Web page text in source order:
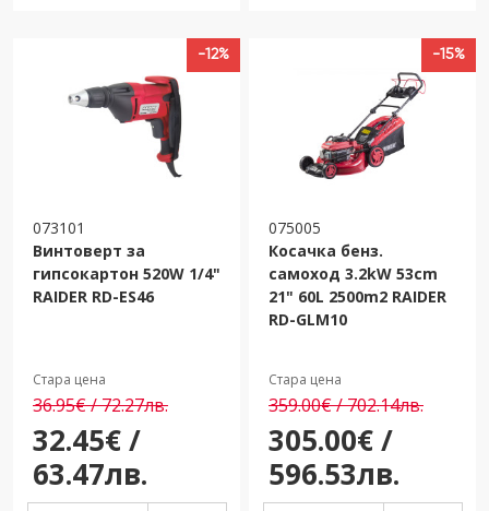
-12%
073101
Винтоверт за
гипсокартон 520W 1/4"
RAIDER RD-ES46
Стара цена
36.95€ / 72.27лв.
32.45€ /
63.47лв.
-15%
075005
Косачка бенз.
самоход 3.2kW 53cm
21" 60L 2500m2 RAIDER
RD-GLM10
Стара цена
359.00€ / 702.14лв.
305.00€ /
596.53лв.